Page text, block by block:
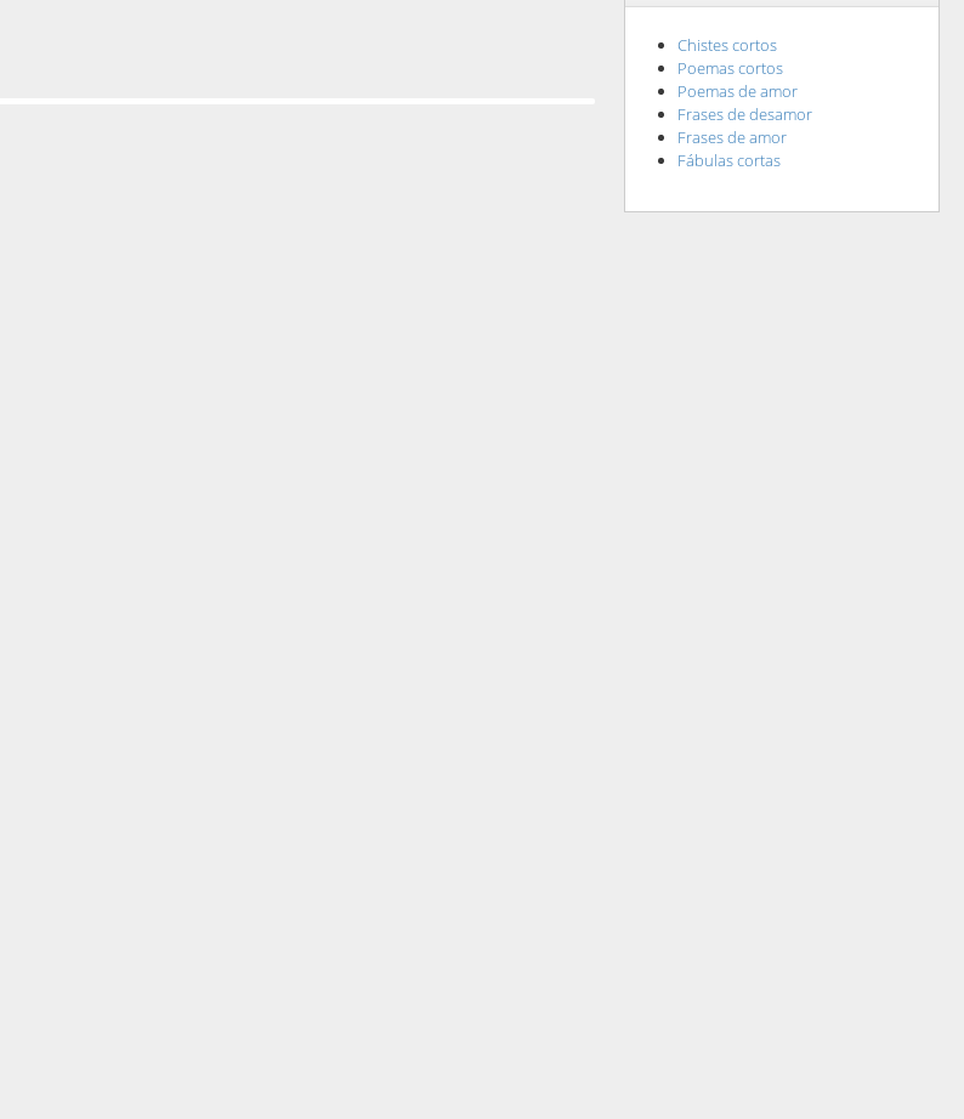
Chistes cortos
Poemas cortos
Poemas de amor
Frases de desamor
Frases de amor
Fábulas cortas